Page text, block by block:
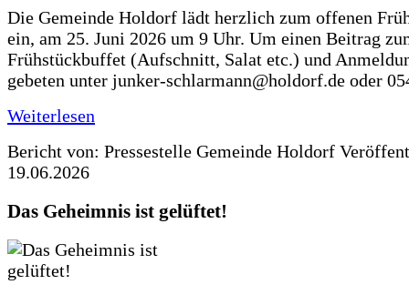
Die Gemeinde Holdorf lädt herzlich zum offenen
ein, am 25. Juni 2026 um 9 Uhr. Um einen Beitrag
Frühstückbuffet (Aufschnitt, Salat etc.) und
gebeten unter junker-schlarmann@holdorf.de oder
Weiterlesen
Bericht von: Pressestelle Gemeinde Holdorf
19.06.2026
Das Geheimnis ist gelüftet!